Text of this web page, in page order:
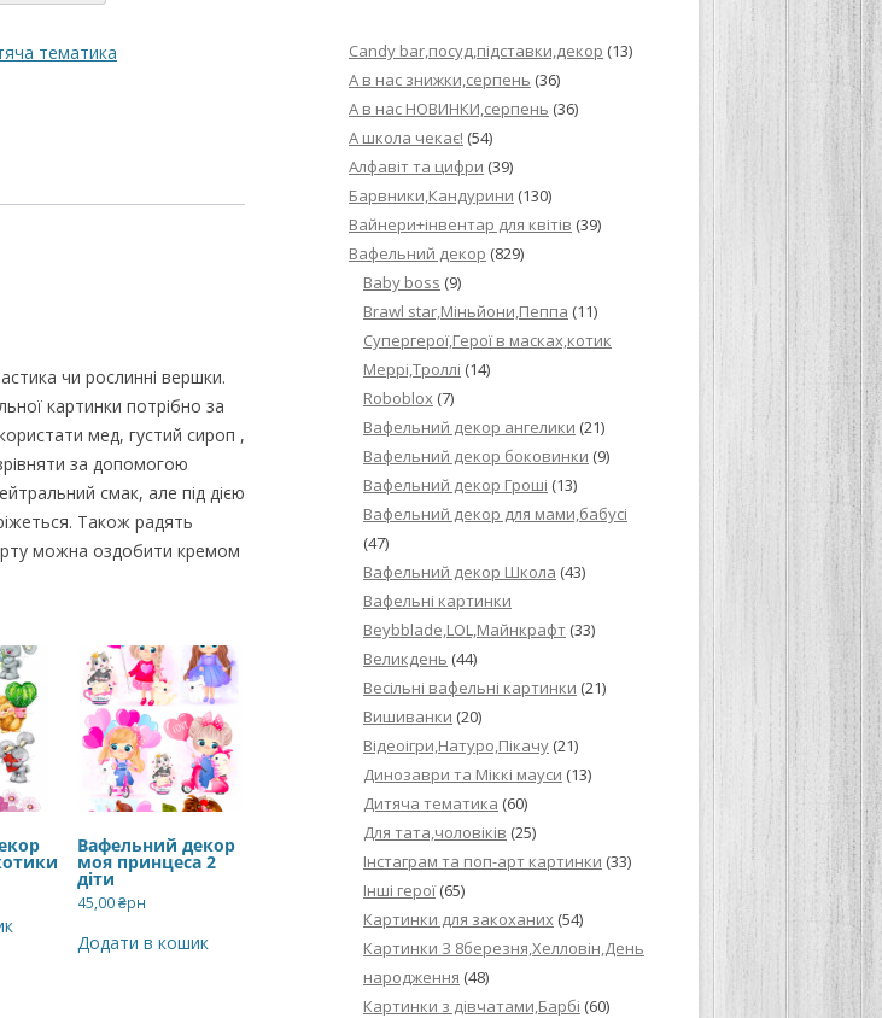
ТОРТУ,РЕЦЕПТ ПРИГОТУВАННЯ
РЕЦЕПТ МАСТИКИ ДЛЯ
ПОКРИТТЯ ТОРТІВ НА ОСНОВІ
РЕЦЕПТ ЛИМОННОГО ПИРОГА З
МИГДАЛЬНЕ ПЕЧИВКО
“ЗГУЩЕНОГО МОЛОКА БАГАТО
НЕ БУВАЄ АБО УЛЮБЛЕНИЙ
ДЕСЕРТ АРГЕНТИНЦІВ”
РЕЦЕПТ ДЛЯ ШОКОЛАДНИХ
тематика
чи рослинні вершки.
картинки потрібно за
мед, густий сироп ,
за допомогою
смак, але під дією
Також радять
можна оздобити кремом
Вафельний декор
моя принцеса 2
діти
45,00₴рн
Додати в кошик
Candy bar,посуд,підставки,декор (13)
А в нас знижки,серпень (36)
А в нас НОВИНКИ,серпень (36)
А школа чекає! (54)
Алфавіт та цифри (39)
Барвники,Кандурини (130)
Вайнери+інвентар для квітів (39)
Вафельний декор (829)
Baby boss (9)
Brawl star,Міньйони,Пеппа (11)
Cупергерої,Герої в масках,котик
Меррі,Троллі (14)
Roboblox (7)
Вафельний декор ангелики (21)
Вафельний декор боковинки (9)
Вафельний декор Гроші (13)
Вафельний декор для мами,бабусі
(47)
Вафельний декор Школа (43)
Вафельні картинки
Beybblade,LOL,Майнкрафт (33)
Великдень (44)
Весільні вафельні картинки (21)
Вишиванки (20)
Відеоігри,Натуро,Пікачу (21)
Динозаври та Міккі мауси (13)
Дитяча тематика (60)
Для тата,чоловіків (25)
Інстаграм та поп-арт картинки (33)
Інші герої (65)
Картинки для закоханих (54)
Картинки З 8березня,Хелловін,День
народження (48)
Картинки з дівчатами,Барбі (60)